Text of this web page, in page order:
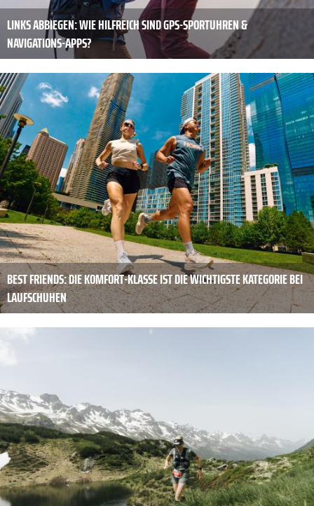
LINKS ABBIEGEN: WIE HILFREICH SIND GPS-SPORTUHREN &
NAVIGATIONS-APPS?
BEST FRIENDS: DIE KOMFORT-KLASSE IST DIE WICHTIGSTE KATEGORIE BEI
LAUFSCHUHEN